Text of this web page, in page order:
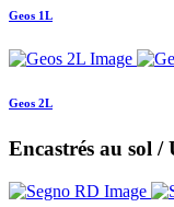
Geos 1L
Geos 2L
Encastrés au sol /